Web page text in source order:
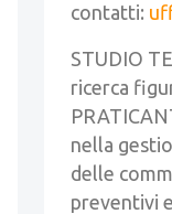
contatti:
STUDIO
ricerca
nella
delle
preventivi